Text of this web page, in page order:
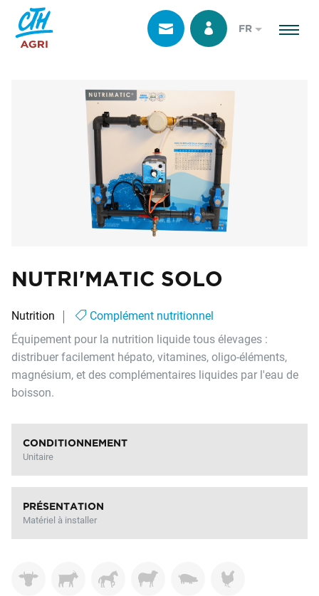
FR
NUTRI'MATIC SOLO
Nutrition
Complément nutritionnel
Équipement pour la nutrition liquide tous élevages :
distribuer facilement hépato, vitamines, oligo-éléments,
magnésium, et des complémentaires liquides par l'eau de
boisson.
CONDITIONNEMENT
Unitaire
PRÉSENTATION
Matériel à installer